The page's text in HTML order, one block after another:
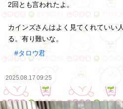
2回とも言われたよ。
カインズさんはよく見てくれていい
る。有り難いな。
#タロウ君
2025.08.17 09:25